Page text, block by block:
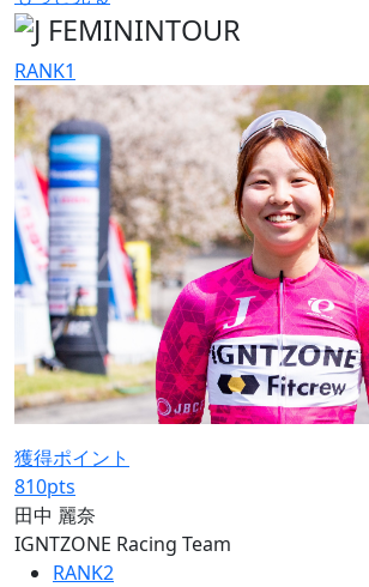
RANK1
獲得ポイント
810pts
田中 麗奈
IGNTZONE Racing Team
RANK2